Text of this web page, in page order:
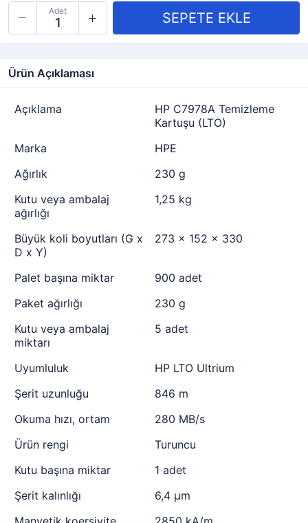
Adet
Ürün Açıklaması
Açıklama
HP C7978A Temizleme
Kartuşu (LTO)
Marka
HPE
Ağırlık
230 g
Kutu veya ambalaj
ağırlığı
1,25 kg
Büyük koli boyutları (G x
D x Y)
273 x 152 x 330
Palet başına miktar
900 adet
Paket ağırlığı
230 g
Kutu veya ambalaj
miktarı
5 adet
Uyumluluk
HP LTO Ultrium
Şerit uzunluğu
846 m
Okuma hızı, ortam
280 MB/s
Ürün rengi
Turuncu
Kutu başına miktar
1 adet
Şerit kalınlığı
6,4 µm